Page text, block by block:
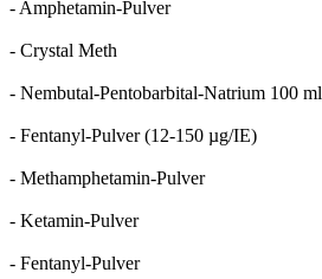
- Amphetamin-Pulver
- Crystal Meth
- Nembutal-Pentobarbital-Natrium 100 ml
- Fentanyl-Pulver (12-150 µg/IE)
- Methamphetamin-Pulver
- Ketamin-Pulver
- Fentanyl-Pulver